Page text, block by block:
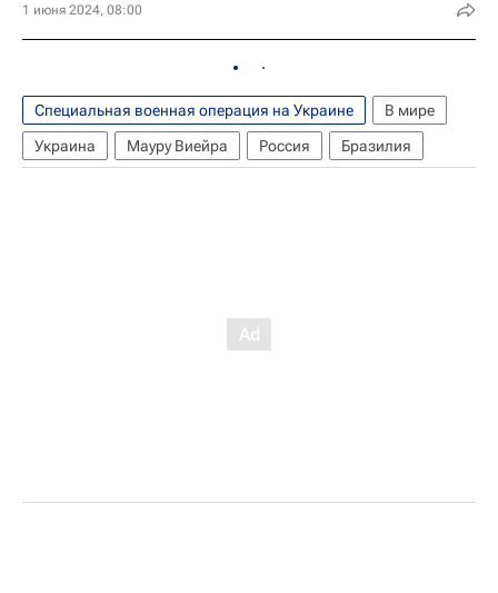
1 июня 2024, 08:00
Специальная военная операция на Украине
В мире
Украина
Мауру Виейра Россия Бразилия